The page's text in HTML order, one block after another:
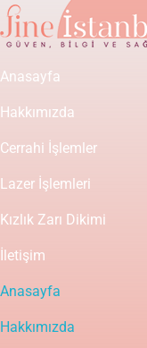
Anasayfa
Hakkımızda
Cerrahi İşlemler
Lazer İşlemleri
Kızlık Zarı Dikimi
İletişim
Anasayfa
Hakkımızda